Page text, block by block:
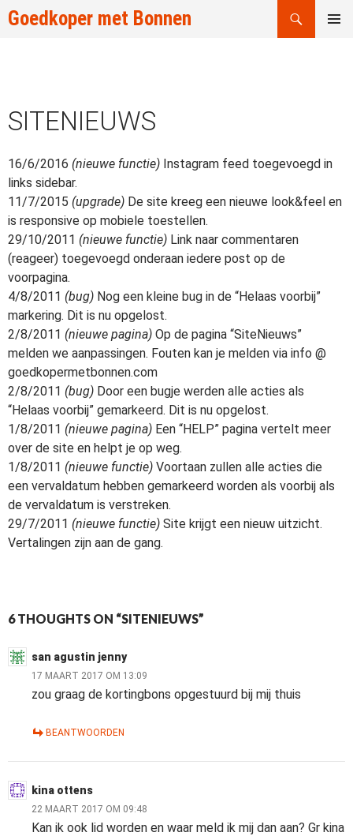
Goedkoper met Bonnen
Zoeken
SITENIEUWS
16/6/2016 (nieuwe functie) Instagram feed toegevoegd in
links sidebar.
11/7/2015 (upgrade) De site kreeg een nieuwe look&feel en
is responsive op mobiele toestellen.
29/10/2011 (nieuwe functie) Link naar commentaren
(reageer) toegevoegd onderaan iedere post op de
voorpagina.
4/8/2011 (bug) Nog een kleine bug in de “Helaas voorbij”
markering. Dit is nu opgelost.
2/8/2011 (nieuwe pagina) Op de pagina “SiteNieuws”
melden we aanpassingen. Fouten kan je melden via info @
goedkopermetbonnen.com
2/8/2011 (bug) Door een bugje werden alle acties als
“Helaas voorbij” gemarkeerd. Dit is nu opgelost.
1/8/2011 (nieuwe pagina) Een “HELP” pagina vertelt meer
over de site en helpt je op weg.
1/8/2011 (nieuwe functie) Voortaan zullen alle acties die
een vervaldatum hebben gemarkeerd worden als voorbij als
de vervaldatum is verstreken.
29/7/2011 (nieuwe functie) Site krijgt een nieuw uitzicht.
Vertalingen zijn aan de gang.
6 THOUGHTS ON “SITENIEUWS”
san agustin jenny
17 MAART 2017 OM 13:09
zou graag de kortingbons opgestuurd bij mij thuis
BEANTWOORDEN
kina ottens
22 MAART 2017 OM 09:48
Kan ik ook lid worden en waar meld ik mij dan aan? Gr kina